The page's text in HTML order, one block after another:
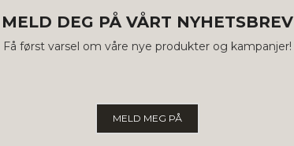
MELD DEG PÅ VÅRT NYHETSBREV
Få først varsel om våre nye produkter og kampanjer!
MELD MEG PÅ